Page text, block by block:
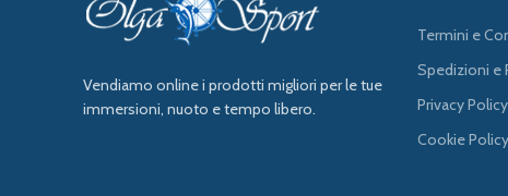
Vendiamo online i prodotti migliori per le tue
immersioni, nuoto e tempo libero.
Termini e
Spedizioni e
Privacy Policy
Cookie Policy